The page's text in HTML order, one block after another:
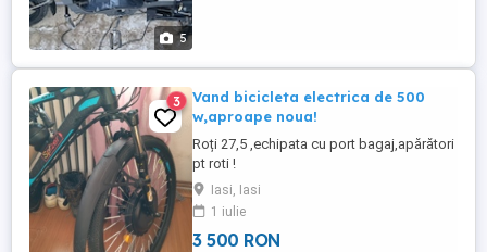
5
3
Vand bicicleta electrica de 500
w,aproape noua!
Roți 27,5 ,echipata cu port bagaj,apărători
pt roti !
Iasi, Iasi
1 iulie
3 500 RON